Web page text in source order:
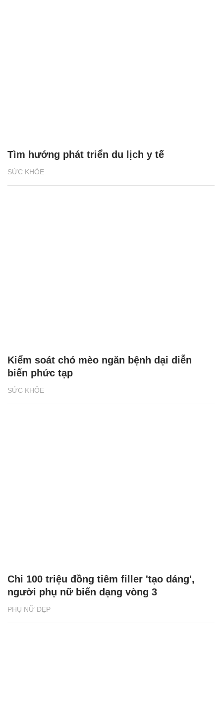
SỨC KHỎE
Tìm hướng phát triển du lịch y tế
SỨC KHỎE
Kiểm soát chó mèo ngăn bệnh dại diễn
biến phức tạp
PHỤ NỮ ĐẸP
Chi 100 triệu đồng tiêm filler 'tạo dáng',
người phụ nữ biến dạng vòng 3